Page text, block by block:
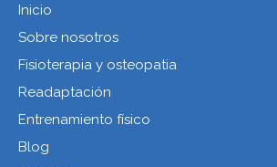
Inicio
Sobre nosotros
Fisioterapia y osteopatia
Readaptación
Entrenamiento físico
Blog